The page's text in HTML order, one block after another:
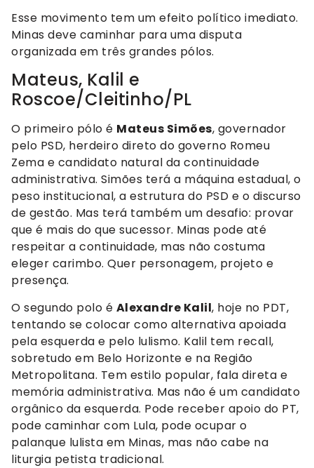
Esse movimento tem um efeito político imediato.
Minas deve caminhar para uma disputa
organizada em três grandes pólos.
Mateus, Kalil e
Roscoe/Cleitinho/PL
O primeiro pólo é Mateus Simões, governador
pelo PSD, herdeiro direto do governo Romeu
Zema e candidato natural da continuidade
administrativa. Simões terá a máquina estadual, o
peso institucional, a estrutura do PSD e o discurso
de gestão. Mas terá também um desafio: provar
que é mais do que sucessor. Minas pode até
respeitar a continuidade, mas não costuma
eleger carimbo. Quer personagem, projeto e
presença.
O segundo polo é Alexandre Kalil, hoje no PDT,
tentando se colocar como alternativa apoiada
pela esquerda e pelo lulismo. Kalil tem recall,
sobretudo em Belo Horizonte e na Região
Metropolitana. Tem estilo popular, fala direta e
memória administrativa. Mas não é um candidato
orgânico da esquerda. Pode receber apoio do PT,
pode caminhar com Lula, pode ocupar o
palanque lulista em Minas, mas não cabe na
liturgia petista tradicional.